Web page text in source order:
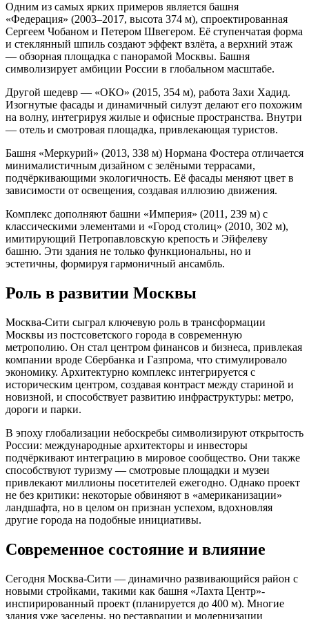
Одним из самых ярких примеров является башня
«Федерация» (2003–2017, высота 374 м), спроектированная
Сергеем Чобаном и Петером Швегером. Её ступенчатая форма
и стеклянный шпиль создают эффект взлёта, а верхний этаж
— обзорная площадка с панорамой Москвы. Башня
символизирует амбиции России в глобальном масштабе.
Другой шедевр — «ОКО» (2015, 354 м), работа Захи Хадид.
Изогнутые фасады и динамичный силуэт делают его похожим
на волну, интегрируя жилые и офисные пространства. Внутри
— отель и смотровая площадка, привлекающая туристов.
Башня «Меркурий» (2013, 338 м) Нормана Фостера отличается
минималистичным дизайном с зелёными террасами,
подчёркивающими экологичность. Её фасады меняют цвет в
зависимости от освещения, создавая иллюзию движения.
Комплекс дополняют башни «Империя» (2011, 239 м) с
классическими элементами и «Город столиц» (2010, 302 м),
имитирующий Петропавловскую крепость и Эйфелеву
башню. Эти здания не только функциональны, но и
эстетичны, формируя гармоничный ансамбль.
Роль в развитии Москвы
Москва-Сити сыграл ключевую роль в трансформации
Москвы из постсоветского города в современную
метрополию. Он стал центром финансов и бизнеса, привлекая
компании вроде Сбербанка и Газпрома, что стимулировало
экономику. Архитектурно комплекс интегрируется с
историческим центром, создавая контраст между стариной и
новизной, и способствует развитию инфраструктуры: метро,
дороги и парки.
В эпоху глобализации небоскребы символизируют открытость
России: международные архитекторы и инвесторы
подчёркивают интеграцию в мировое сообщество. Они также
способствуют туризму — смотровые площадки и музеи
привлекают миллионы посетителей ежегодно. Однако проект
не без критики: некоторые обвиняют в «американизации»
ландшафта, но в целом он признан успехом, вдохновляя
другие города на подобные инициативы.
Современное состояние и влияние
Сегодня Москва-Сити — динамично развивающийся район с
новыми стройками, такими как башня «Лахта Центр»-
инспирированный проект (планируется до 400 м). Многие
здания уже заселены, но реставрации и модернизации